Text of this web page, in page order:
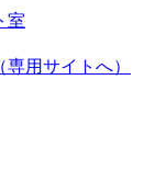
室
用サイトへ）